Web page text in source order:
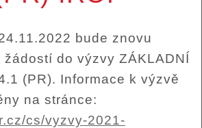
bude znovu
žádostí do výzvy ZÁKLADNÍ
(PR). Informace k výzvě
na stránce:
cs/vyzvy-2021-